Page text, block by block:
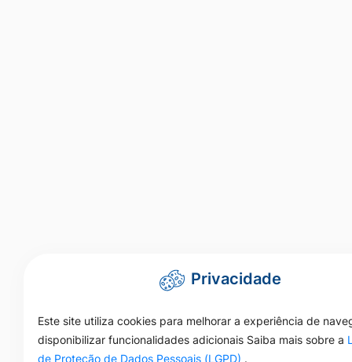
Privacidade
Este site utiliza cookies para melhorar a experiência de
disponibilizar funcionalidades adicionais Saiba mais sobre a
de Proteção de Dados Pessoais (LGPD) .